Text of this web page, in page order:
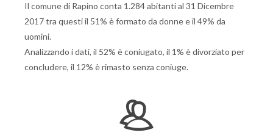
Il comune di Rapino conta 1.284 abitanti al 31 Dicembre
2017 tra questi il 51% è formato da donne e il 49% da
uomini.
Analizzando i dati, il 52% è coniugato, il 1% è divorziato per
concludere, il 12% è rimasto senza coniuge.